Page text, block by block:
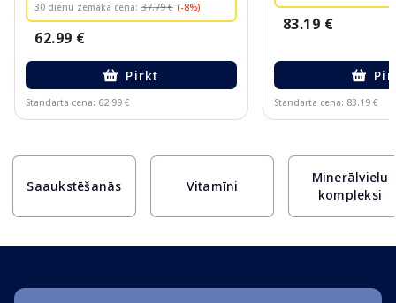
30 dienu zemākā cena: 37.79 € (-8%)
62.99 €
Pirkt
Standarta cena: 62.99 €
83.19 €
Standarta cena: 83.19 €
Saaukstēšanās Vitamīni
Minerālvielu
kompleksi